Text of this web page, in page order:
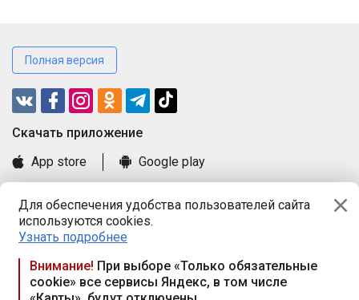
Для обеспечения удобства пользователей сайта
используются cookies.
Узнать подробнее
Внимание! При выборе «Только обязательные
cookie» все сервисы Яндекс, в том числе
Полная версия
Cкачать приложение
App store
Google play
Книга замечаний и предложений
Правила и документы
Praca.by © 2000—2026, ООО «ПРАЦА БАЙ»
Республика Беларусь, 220114, г. Минск, пр-т Независимости
117а, пом. № 9.